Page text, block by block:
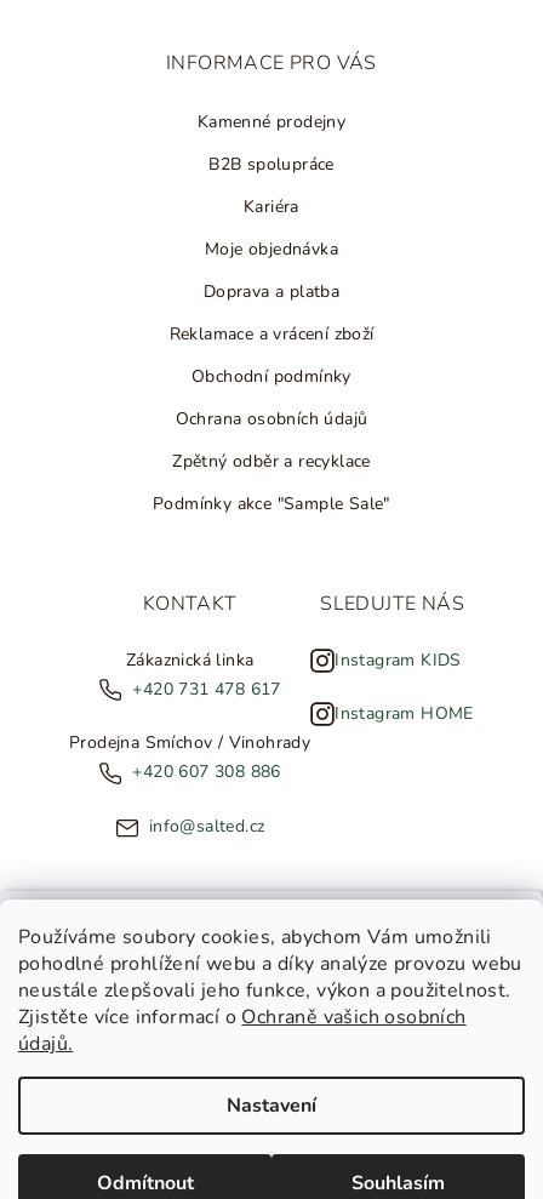
Používáme soubory cookies, abychom Vám umožnili
pohodlné prohlížení webu a díky analýze provozu webu
neustále zlepšovali jeho funkce, výkon a použitelnost.
Zjistěte více informací o Ochraně vašich osobních
údajů.
Nastavení
Odmítnout Souhlasím
INFORMACE PRO VÁS
Kamenné prodejny
B2B spolupráce
Kariéra
Moje objednávka
Doprava a platba
Reklamace a vrácení zboží
Obchodní podmínky
Ochrana osobních údajů
Zpětný odběr a recyklace
Podmínky akce "Sample Sale"
KONTAKT
Zákaznická linka
+420 731 478 617
Prodejna Smíchov / Vinohrady
+420 607 308 886
info@salted.cz
SLEDUJTE NÁS
Instagram KIDS
Instagram HOME
Copyright 2026SALTED. Všechna práva vyhrazena.Upravit
nastavení cookies
NOVINKY ZE SALTED
Toužíte dostávat novinky z
Salted Home
Salted Kids & Home
Chci být v obraze!